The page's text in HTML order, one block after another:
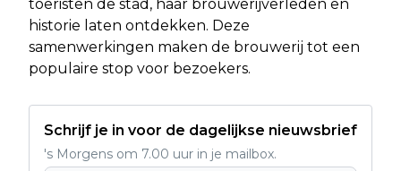
toeristen de stad, haar brouwerijverleden en
historie laten ontdekken. Deze
samenwerkingen maken de brouwerij tot een
populaire stop voor bezoekers.
Schrijf je in voor de dagelijkse nieuwsbrief
's Morgens om 7.00 uur in je mailbox.